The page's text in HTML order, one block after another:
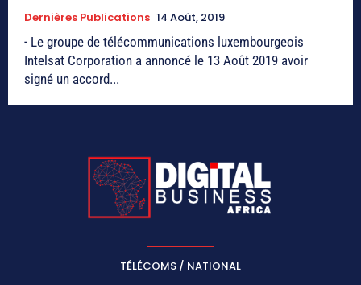
Dernières Publications 14 Août, 2019
- Le groupe de télécommunications luxembourgeois
Intelsat Corporation a annoncé le 13 Août 2019 avoir
signé un accord...
TÉLÉCOMS / NATIONAL